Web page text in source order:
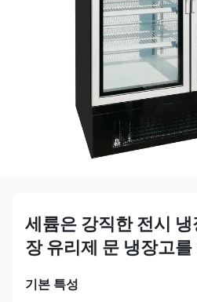
세륨은 강직한 전시
장 유리제 문 냉장고
기본 특성